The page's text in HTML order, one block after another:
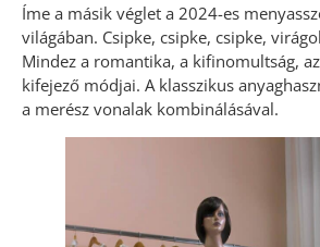
Íme a másik véglet a 2024-es
világában. Csipke, csipke, csipke,
Mindez a romantika, a kifinomultság,
kifejező módjai. A klasszikus
a merész vonalak kombinálásával.